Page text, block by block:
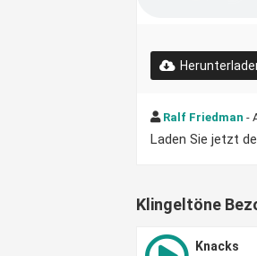
Ralf Friedman -
Laden Sie jetzt
Klingeltöne
Knacks